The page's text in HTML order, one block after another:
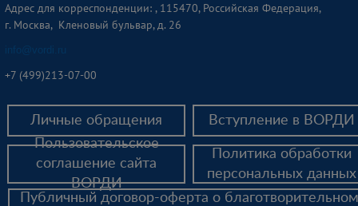
Адрес для корреспонденции: , 115470, Российская Федерация,
г. Москва, Кленовый бульвар, д. 26
info@vordi.ru
+7 (499)213-07-00
Личные обращения
Вступление в ВОРДИ
Пользовательское
соглашение сайта
ВОРДИ
Политика обработки
персональных данных
Публичный договор-оферта о благотворительном